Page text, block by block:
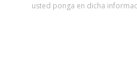
usted ponga en dicha